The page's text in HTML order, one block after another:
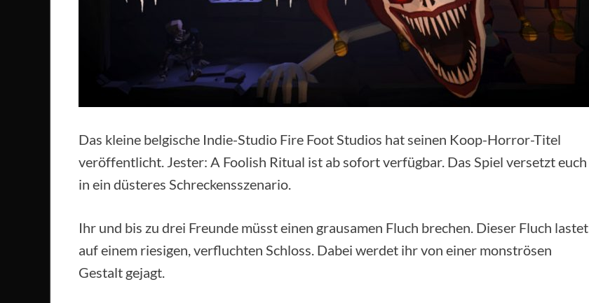
Das kleine belgische Indie-Studio Fire Foot Studios hat seinen Koop-Horror-Titel
veröffentlicht. Jester: A Foolish Ritual ist ab sofort verfügbar. Das Spiel versetzt euch
in ein düsteres Schreckensszenario.
Ihr und bis zu drei Freunde müsst einen grausamen Fluch brechen. Dieser Fluch lastet
auf einem riesigen, verfluchten Schloss. Dabei werdet ihr von einer monströsen
Gestalt gejagt.